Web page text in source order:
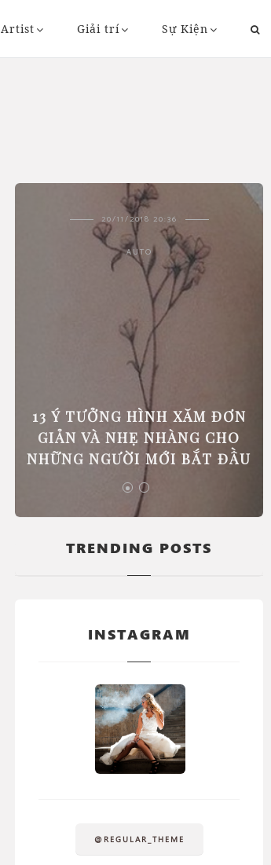
Artist Giải trí Sự Kiện
20/11/2018 20:36
AUTO
13 Ý TƯỞNG HÌNH XĂM ĐƠN
GIẢN VÀ NHẸ NHÀNG CHO
NHỮNG NGƯỜI MỚI BẮT ĐẦU
TRENDING POSTS
INSTAGRAM
@REGULAR_THEME